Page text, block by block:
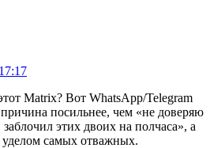
Matrix? Вот WhatsApp/Telegram
посильнее, чем «не доверяю
этих двоих на полчаса», а
уделом самых отважных.